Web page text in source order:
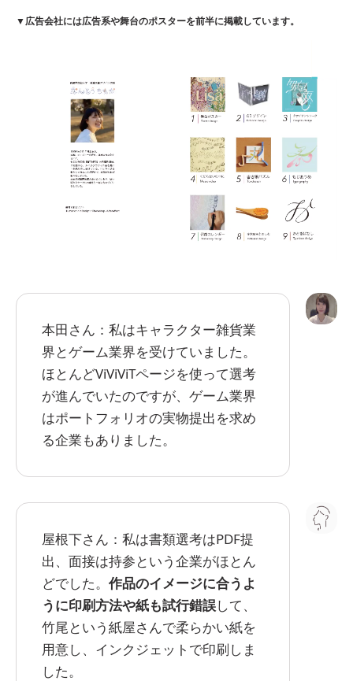
▼広告会社には広告系や舞台のポスターを前半に掲載しています。
本田さん：私はキャラクター雑貨業
界とゲーム業界を受けていました。
ほとんどViViViTページを使って選考
が進んでいたのですが、ゲーム業界
はポートフォリオの実物提出を求め
る企業もありました。
屋根下さん：私は書類選考はPDF提
出、面接は持参という企業がほとん
どでした。 作品のイメージに合うよ
うに印刷方法や紙も試行錯誤して、
竹尾という紙屋さんで柔らかい紙を
用意し、インクジェットで印刷しま
した。